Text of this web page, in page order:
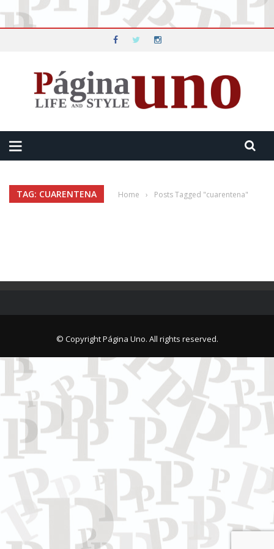
TAG: CUARENTENA Home › Posts Tagged "cuarentena"
© Copyright Página Uno. All rights reserved.